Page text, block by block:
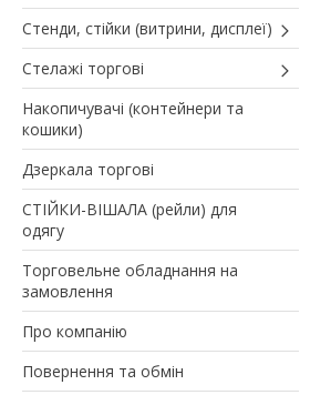
Стенди, стійки (витрини, дисплеї)
Стелажі торгові
Накопичувачі (контейнери та
кошики)
Дзеркала торгові
СТІЙКИ-ВІШАЛА (рейли) для
одягу
Торговельне обладнання на
замовлення
Про компанію
Повернення та обмін